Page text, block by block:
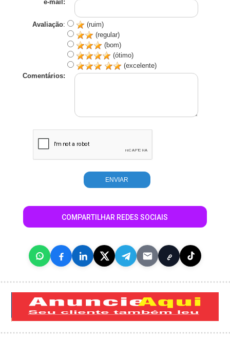
e-mail:
Avaliação:
(ruim)
(regular)
(bom)
(ótimo)
(excelente)
Comentários:
COMPARTILHAR REDES SOCIAIS